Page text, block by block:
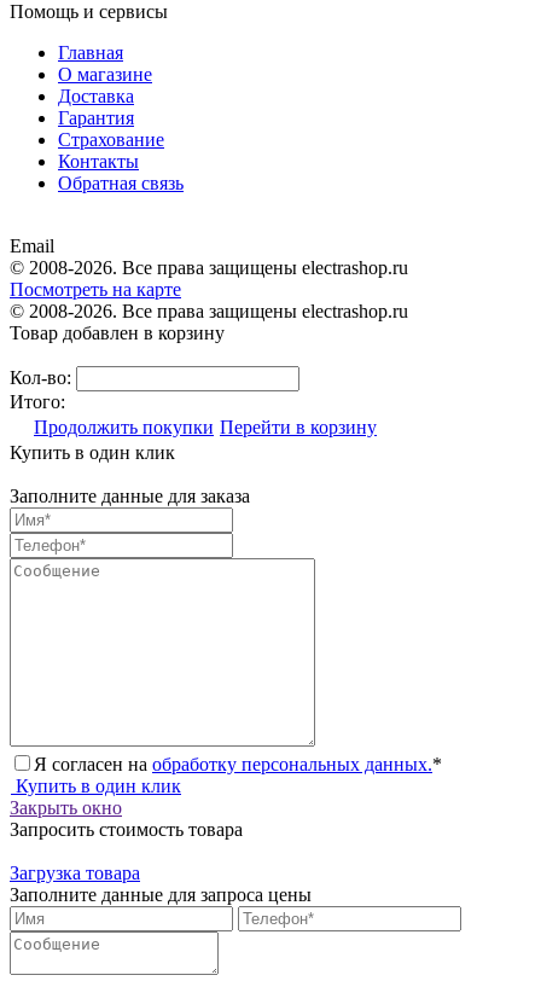
Помощь и сервисы
Главная
О магазине
Доставка
Гарантия
Страхование
Контакты
Обратная связь
Email
© 2008-2026. Все права защищены electrashop.ru
Посмотреть на карте
© 2008-2026. Все права защищены electrashop.ru
Товар добавлен в корзину
Кол-во:
Итого:
Продолжить покупки Перейти в корзину
Купить в один клик
Заполните данные для заказа
Я согласен на обработку персональных данных.*
Купить в один клик
Закрыть окно
Запросить стоимость товара
Загрузка товара
Заполните данные для запроса цены